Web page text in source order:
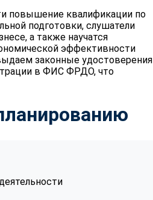
повышение квалификации по
подготовки, слушатели
а также научатся
эффективности
законные удостоверения
в ФИС ФРДО, что